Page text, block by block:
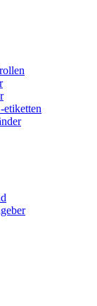
etiketten